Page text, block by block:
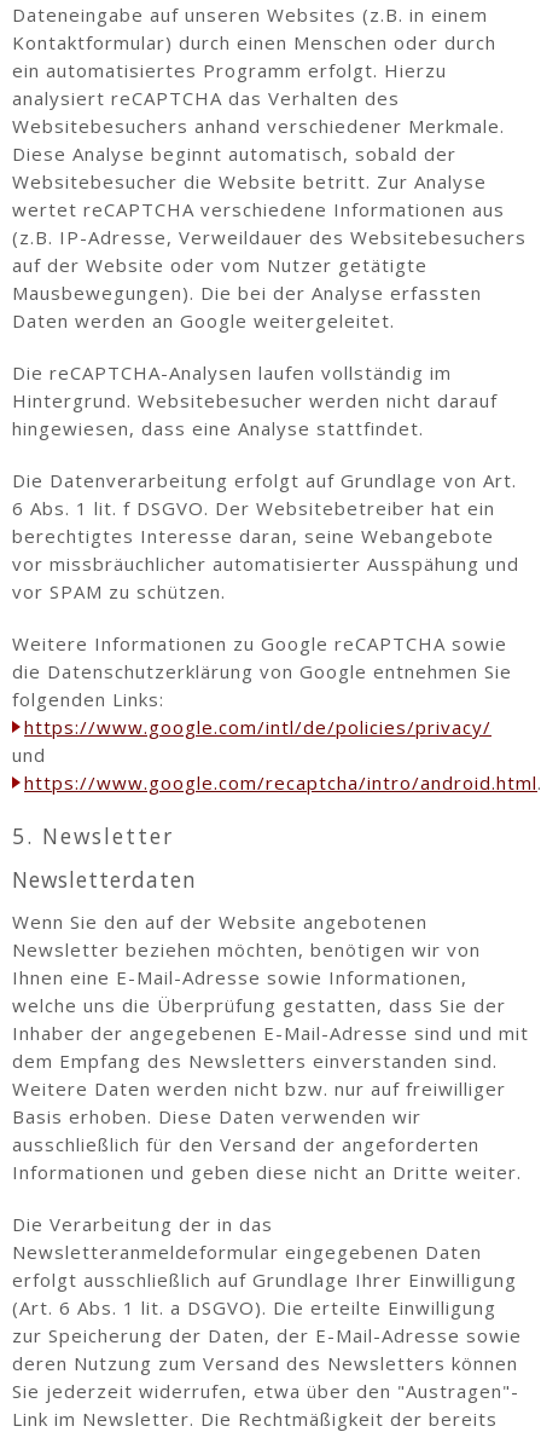
Dateneingabe auf unseren Websites (z.B. in einem
Kontaktformular) durch einen Menschen oder durch
ein automatisiertes Programm erfolgt. Hierzu
analysiert reCAPTCHA das Verhalten des
Websitebesuchers anhand verschiedener Merkmale.
Diese Analyse beginnt automatisch, sobald der
Websitebesucher die Website betritt. Zur Analyse
wertet reCAPTCHA verschiedene Informationen aus
(z.B. IP-Adresse, Verweildauer des Websitebesuchers
auf der Website oder vom Nutzer getätigte
Mausbewegungen). Die bei der Analyse erfassten
Daten werden an Google weitergeleitet.
Die reCAPTCHA-Analysen laufen vollständig im
Hintergrund. Websitebesucher werden nicht darauf
hingewiesen, dass eine Analyse stattfindet.
Die Datenverarbeitung erfolgt auf Grundlage von Art.
6 Abs. 1 lit. f DSGVO. Der Websitebetreiber hat ein
berechtigtes Interesse daran, seine Webangebote
vor missbräuchlicher automatisierter Ausspähung und
vor SPAM zu schützen.
Weitere Informationen zu Google reCAPTCHA sowie
die Datenschutzerklärung von Google entnehmen Sie
folgenden Links:
https://www.google.com/intl/de/policies/privacy/
und
https://www.google.com/recaptcha/intro/android.html.
5. Newsletter
Newsletterdaten
Wenn Sie den auf der Website angebotenen
Newsletter beziehen möchten, benötigen wir von
Ihnen eine E-Mail-Adresse sowie Informationen,
welche uns die Überprüfung gestatten, dass Sie der
Inhaber der angegebenen E-Mail-Adresse sind und mit
dem Empfang des Newsletters einverstanden sind.
Weitere Daten werden nicht bzw. nur auf freiwilliger
Basis erhoben. Diese Daten verwenden wir
ausschließlich für den Versand der angeforderten
Informationen und geben diese nicht an Dritte weiter.
Die Verarbeitung der in das
Newsletteranmeldeformular eingegebenen Daten
erfolgt ausschließlich auf Grundlage Ihrer Einwilligung
(Art. 6 Abs. 1 lit. a DSGVO). Die erteilte Einwilligung
zur Speicherung der Daten, der E-Mail-Adresse sowie
deren Nutzung zum Versand des Newsletters können
Sie jederzeit widerrufen, etwa über den "Austragen"-
Link im Newsletter. Die Rechtmäßigkeit der bereits